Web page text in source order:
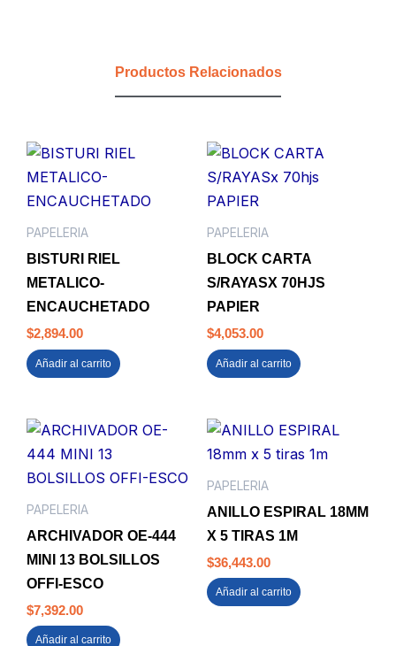
Productos Relacionados
PAPELERIA
BISTURI RIEL
METALICO-
ENCAUCHETADO
$2,894.00
Añadir al carrito
PAPELERIA
BLOCK CARTA
S/RAYASX 70HJS
PAPIER
$4,053.00
Añadir al carrito
PAPELERIA
ARCHIVADOR OE-444
MINI 13 BOLSILLOS
OFFI-ESCO
$7,392.00
Añadir al carrito
PAPELERIA
ANILLO ESPIRAL 18MM
X 5 TIRAS 1M
$36,443.00
Añadir al carrito